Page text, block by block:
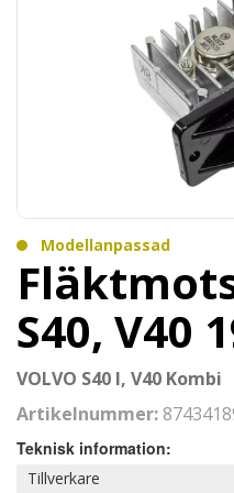
Modellanpassad
S40, V40
VOLVO S40 I, V40 Kombi
Artikelnummer:
Teknisk information:
Tillverkare